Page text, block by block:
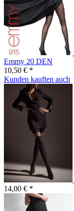
Emmy 20 DEN
10,50 € *
Kunden kauften auch
14,00 € *